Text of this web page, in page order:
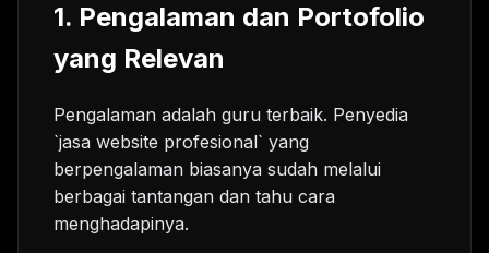
1. Pengalaman dan Portofolio
yang Relevan
Pengalaman adalah guru terbaik. Penyedia
`jasa website profesional` yang
berpengalaman biasanya sudah melalui
berbagai tantangan dan tahu cara
menghadapinya.